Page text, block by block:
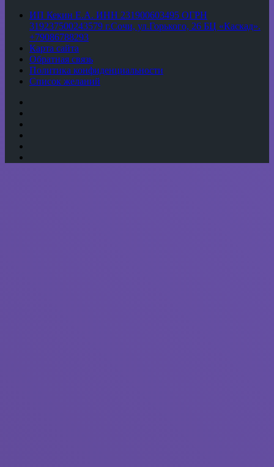
ИП Кекин Е.А. ИНН 231900603495 ОГРН
319237500243579 г.Сочи, ул.Горького, 26 БЦ «Каскад».
+79086788293
Карта сайта
Обратная связь
Политика конфиденциальности
Список желаний